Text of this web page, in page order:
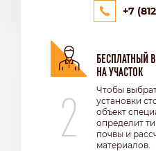
+7
2
БЕСПЛАТНЫЙ
НА УЧАСТОК
Чтобы
установки
объект
определит
почвы и
материалов.